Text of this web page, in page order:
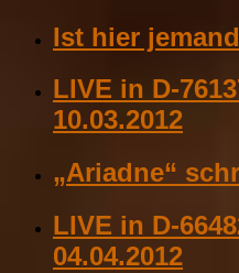
Ist hier
LIVE in D-
10.03.2012
„Ariadne“
LIVE in D-
04.04.2012